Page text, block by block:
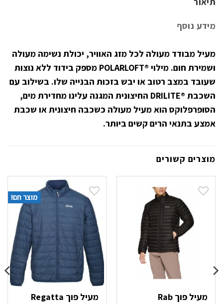
מידע נוסף
מעיל מבודד מעולה לכל מזג האוויר, יכולת נשימה מעולה
ושמירת חום. מילוי ®POLARLOFT מספק בידוד ללא נוצות
שעובד במצב רטוב או יבש בזכות הבנייה שלו. בשילוב עם
השכבת ®DRILITE החיצונית המגנה עלינו מחדירת מים,
הסופרפלוקס הוא מעיל מעולה כשכבה חיצונית או שכבת
אמצע בתנאי הרים קשים ביותר.
מוצרים קשורים
מעיל פוך Rab
מוצר חם!
מעיל פוך Regatta